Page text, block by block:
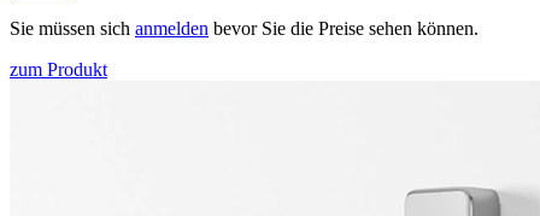
Sie müssen sich anmelden bevor Sie die Preise sehen können.
zum Produkt